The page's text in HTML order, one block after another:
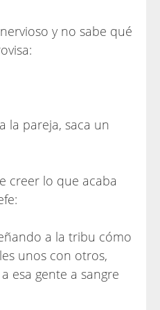
y no sabe qué
la pareja, saca un
creer lo que acaba
a la tribu cómo
unos con otros,
esa gente a sangre